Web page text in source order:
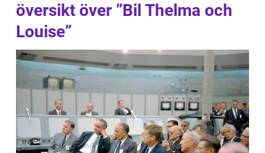
översikt över ”Bil Thelma och
Louise”